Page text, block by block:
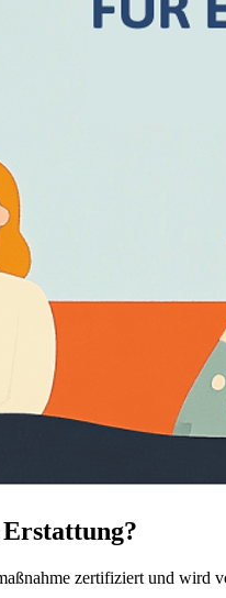
zertifiziert und wird